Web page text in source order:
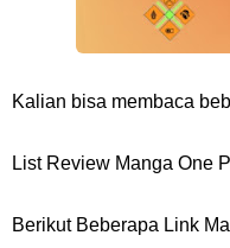
Arti Bendera Barbados,
Kalian bisa membaca
List Review Manga One
Berikut Beberapa Link